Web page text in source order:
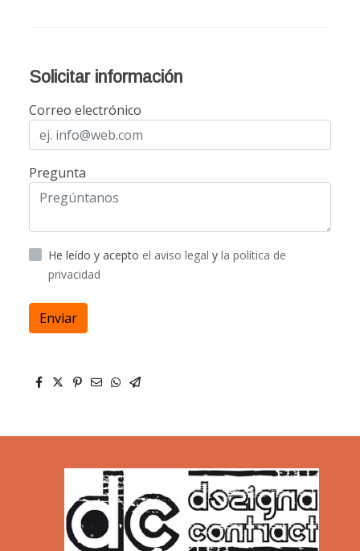
Solicitar información
Correo electrónico
Pregunta
He leído y acepto el aviso legal y la política de
privacidad
Enviar